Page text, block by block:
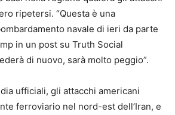
ripetersi. “Questa è una
navale di ieri da parte
in un post su Truth Social
di nuovo, sarà molto peggio”.
ufficiali, gli attacchi americani
ferroviario nel nord-est dell’Iran, e